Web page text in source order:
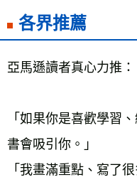
各界推薦
亞馬遜讀者真心力推：
「如果你是喜歡學習
書會吸引你。」
「我畫滿重點、寫了